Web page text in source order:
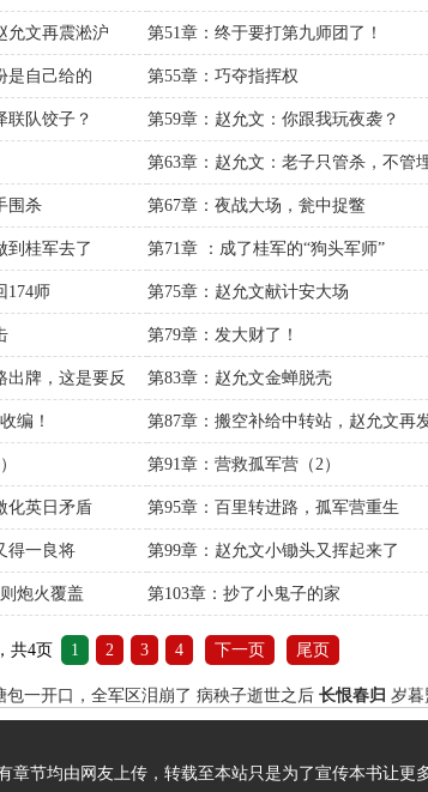
允文再震淞沪 第51章：终于要打第九师团了！
是自己给的 第55章：巧夺指挥权
联队饺子？ 第59章：赵允文：你跟我玩夜袭？
第63章：赵允文：老子只管杀，不管
围杀 第67章：夜战大场，瓮中捉鳖
到桂军去了 第71章 ：成了桂军的“狗头军师”
174师 第75章：赵允文献计安大场
第79章：发大财了！
出牌，这是要反 第83章：赵允文金蝉脱壳
编！ 第87章：搬空补给中转站，赵允文再
第91章：营救孤军营（2）
化英日矛盾 第95章：百里转进路，孤军营重生
得一良将 第99章：赵允文小锄头又挥起来了
炮火覆盖 第103章：抄了小鬼子的家
共4页 1 2 3 4 下一页 尾页
包一开口，全军区泪崩了 病秧子逝世之后 长恨春归 岁暮
章节均由网友上传，转载至本站只是为了宣传本书让更